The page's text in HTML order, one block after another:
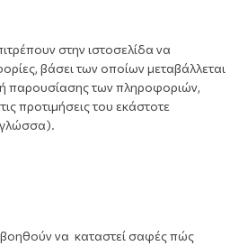
στην ιστοσελίδα να
βάσει των οποίων μεταβάλλεται
ή παρουσίασης των πληροφοριών,
προτιμήσεις του εκάστοτε
γλώσσα).
να καταστεί σαφές πώς